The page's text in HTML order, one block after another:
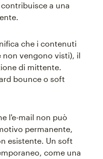
a una
che i contenuti
non vengono visti), il
di mittente.
bounce o soft
l'e-mail non può
permanente,
esistente. Un soft
come una